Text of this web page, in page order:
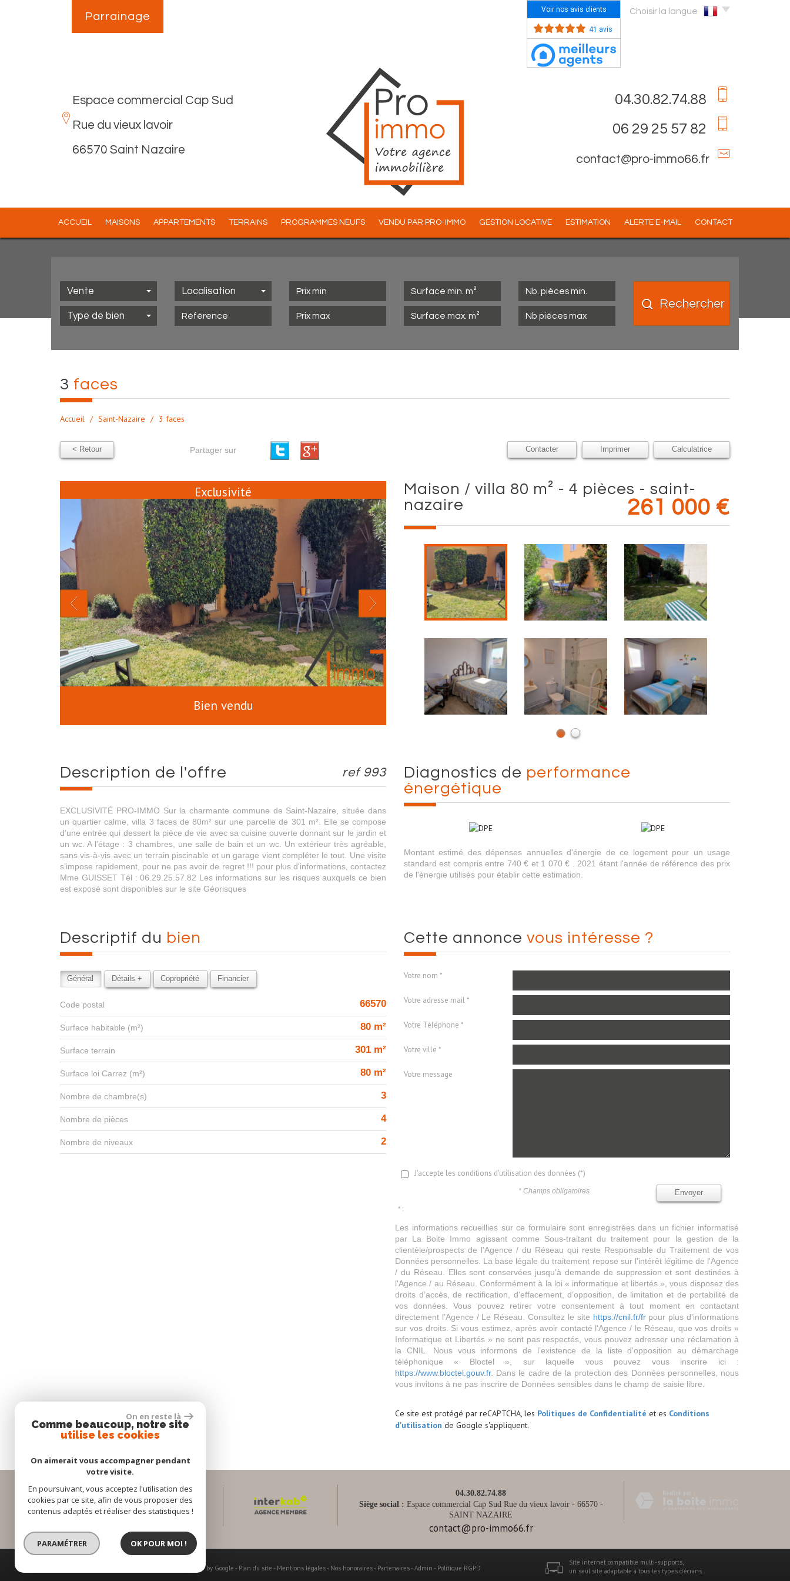
Parrainage
Voir nos avis clients
41 avis
Choisir la langue
Espace commercial Cap Sud
Rue du vieux lavoir
66570 Saint Nazaire
04.30.82.74.88
06 29 25 57 82
contact@pro-immo66.fr
ACCUEIL MAISONS APPARTEMENTS TERRAINS PROGRAMMES NEUFS VENDU PAR PRO-IMMO GESTION LOCATIVE ESTIMATION ALERTE E-MAIL CONTACT
Vente
Type de bien
Localisation
Rechercher
faces
Accueil Saint-Nazaire 3 faces
< Retour Partager sur Contacter Imprimer Calculatrice
Bien vendu
Exclusivité
maison / villa 80 m² - 4 pièces - saint-
nazaire
261 000 €
description de l'offre ref 993
EXCLUSIVITÉ PRO-IMMO Sur la charmante commune de Saint-Nazaire, située dans
un quartier calme, villa 3 faces de 80m² sur une parcelle de 301 m². Elle se compose
d’une entrée qui dessert la pièce de vie avec sa cuisine ouverte donnant sur le jardin et
un wc. A l’étage : 3 chambres, une salle de bain et un wc. Un extérieur très agréable,
sans vis-à-vis avec un terrain piscinable et un garage vient compléter le tout. Une visite
s’impose rapidement, pour ne pas avoir de regret !!! pour plus d'informations, contactez
Mme GUISSET Tél : 06.29.25.57.82 Les informations sur les risques auxquels ce bien
est exposé sont disponibles sur le site Géorisques
diagnostics de performance
énergétique
Montant estimé des dépenses annuelles d'énergie de ce logement pour un usage
standard est compris entre 740 € et 1 070 € . 2021 étant l'année de référence des prix
de l'énergie utilisés pour établir cette estimation.
descriptif du bien
Général Détails + Copropriété Financier
Code postal 66570
Surface habitable (m²) 80 m²
surface terrain 301 m²
Surface loi Carrez (m²) 80 m²
Nombre de chambre(s) 3
Nombre de pièces 4
Nombre de niveaux 2
cette annonce vous intéresse ?
Votre nom *
Votre adresse mail *
Votre Téléphone *
Votre ville *
Votre message
J'accepte les conditions d'utilisation des données (*)
Envoyer
* Champs obligatoires
* :
Les informations recueillies sur ce formulaire sont enregistrées dans un fichier informatisé
par La Boite Immo agissant comme Sous-traitant du traitement pour la gestion de la
clientèle/prospects de l'Agence / du Réseau qui reste Responsable du Traitement de vos
Données personnelles. La base légale du traitement repose sur l'intérêt légitime de l'Agence
/ du Réseau. Elles sont conservées jusqu'à demande de suppression et sont destinées à
l'Agence / au Réseau. Conformément à la loi « informatique et libertés », vous disposez des
droits d’accès, de rectification, d’effacement, d’opposition, de limitation et de portabilité de
vos données. Vous pouvez retirer votre consentement à tout moment en contactant
directement l’Agence / Le Réseau. Consultez le site https://cnil.fr/frpour plus d’informations
sur vos droits. Si vous estimez, après avoir contacté l'Agence / le Réseau, que vos droits «
Informatique et Libertés » ne sont pas respectés, vous pouvez adresser une réclamation à
la CNIL. Nous vous informons de l’existence de la liste d'opposition au démarchage
téléphonique « Bloctel », sur laquelle vous pouvez vous inscrire ici :
https://www.bloctel.gouv.fr. Dans le cadre de la protection des Données personnelles, nous
vous invitons à ne pas inscrire de Données sensibles dans le champ de saisie libre.
Ce site est protégé par reCAPTCHA, les Politiques de Confidentialité et es Conditions
d'utilisation de Google s'appliquent.
Espace propriétaires
04.30.82.74.88
Siège social : Espace commercial Cap Sud Rue du vieux lavoir - 66570 -
SAINT NAZAIRE
contact@pro-immo66.fr
© 2026 | Tous droits réservés | Traduction powered by Google - Plan du site - Mentions légales- Nos honoraires- Partenaires- Admin - Politique RGPD
Site internet compatible multi-supports,
un seul site adaptable à tous les types d'écrans.
On en reste là
Comme beaucoup, notre site
utilise les cookies
On aimerait vous accompagner pendant
votre visite.
En poursuivant, vous acceptez l'utilisation des
cookies par ce site, afin de vous proposer des
contenus adaptés et réaliser des statistiques !
PARAMÉTRER OK POUR MOI !